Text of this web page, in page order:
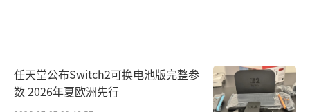
任天堂公布Switch2可换电池版完整参
数 2026年夏欧洲先行